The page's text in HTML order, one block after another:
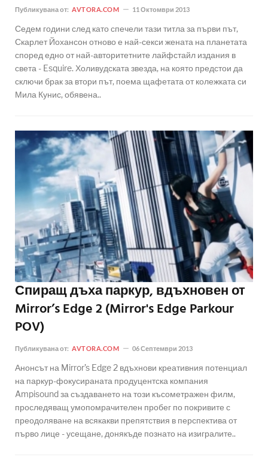
Публикувана от: AVTORA.COM 11 Октомври 2013
Седем години след като спечели тази титла за първи път,
Скарлет Йохансон отново е най-секси жената на планетата
според едно от най-авторитетните лайфстайл издания в
света - Esquire. Холивудската звезда, на която предстои да
сключи брак за втори път, поема щафетата от колежката си
Мила Кунис, обявена..
Спиращ дъха паркур, вдъхновен от
Mirror’s Edge 2 (Mirror's Edge Parkour
POV)
Публикувана от: AVTORA.COM 06 Септември 2013
Анонсът на Mirror’s Edge 2 вдъхнови креативния потенциал
на паркур-фокусираната продуцентска компания
Ampisound за създаването на този късометражен филм,
проследяващ умопомрачителен пробег по покривите с
преодоляване на всякакви препятствия в перспектива от
първо лице - усещане, донякъде познато на изигралите..